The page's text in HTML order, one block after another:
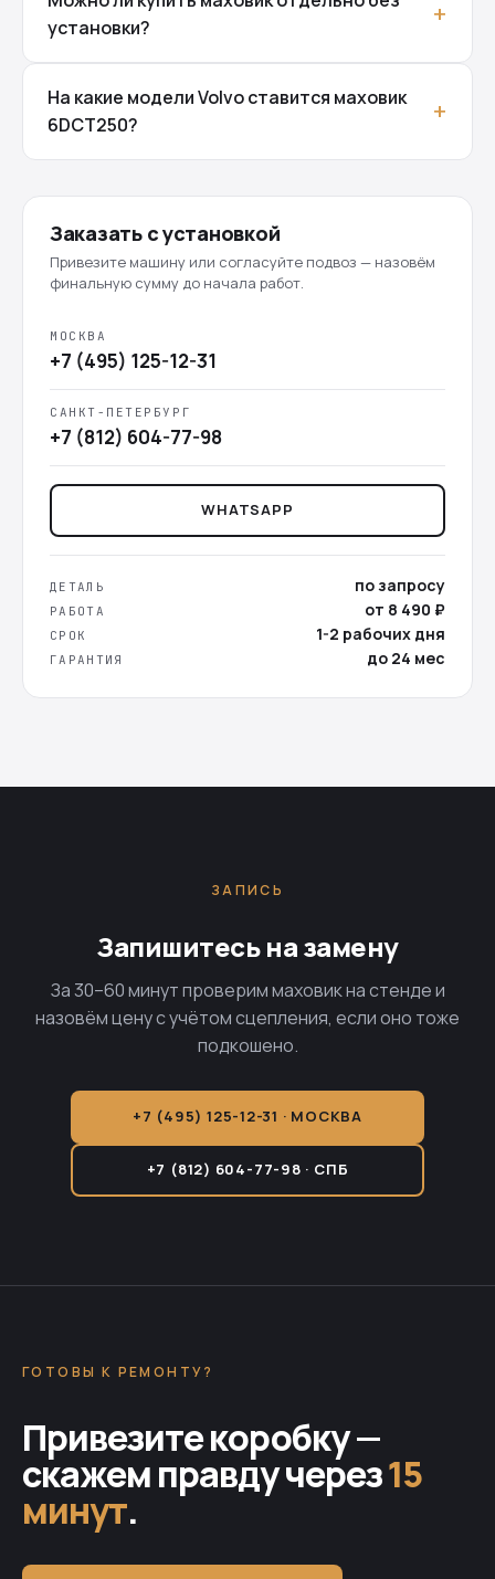
установки?
На какие модели Volvo ставится маховик
6DCT250?
Заказать с установкой
Привезите машину или согласуйте подвоз — назовём
финальную сумму до начала работ.
МОСКВА
+7 (495) 125-12-31
САНКТ-ПЕТЕРБУРГ
+7 (812) 604-77-98
WHATSAPP
ДЕТАЛЬ по запросу
РАБОТА от 8 490 ₽
СРОК 1-2 рабочих дня
ГАРАНТИЯ до 24 мес
ЗАПИСЬ
Запишитесь на замену
За 30–60 минут проверим маховик на стенде и
назовём цену с учётом сцепления, если оно тоже
подкошено.
+7 (495) 125-12-31 · МОСКВА
+7 (812) 604-77-98 · СПБ
ГОТОВЫ К РЕМОНТУ?
Привезите коробку —
скажем правду через15
минут.